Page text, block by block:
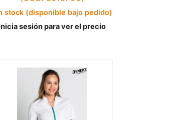
stock (disponible bajo pedido)
sesión para ver el precio